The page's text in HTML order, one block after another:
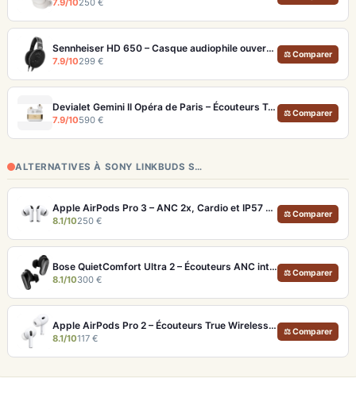
Sennheiser HD 650 – Casque audiophile ouvert pour l'écoute analytique
7.9/10299 €
⚖ Comparer
Devialet Gemini II Opéra de Paris – Écouteurs True Wireless audiophiles plaqués or
7.9/10590 €
⚖ Comparer
ALTERNATIVES À SONY LINKBUDS S…
Apple AirPods Pro 3 – ANC 2x, Cardio et IP57 pour Écosystème iOS
8.1/10250 €
⚖ Comparer
Bose QuietComfort Ultra 2 – Écouteurs ANC intra-auriculaires avec son immersif
8.1/10300 €
⚖ Comparer
Apple AirPods Pro 2 – Écouteurs True Wireless ANC USB-C Blancs
8.1/10117 €
⚖ Comparer